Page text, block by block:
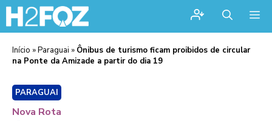
Início »Paraguai » Ônibus de turismo ficam proibidos de circular
na Ponte da Amizade a partir do dia 19
PARAGUAI
Nova Rota